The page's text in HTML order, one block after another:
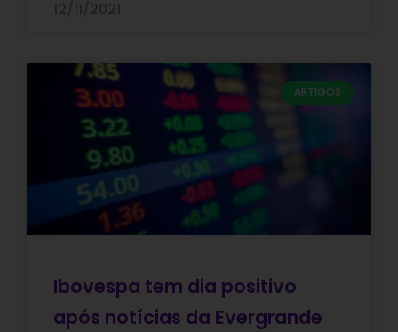
ARTIGOS
Ibovespa tem dia positivo
após notícias da Evergrande